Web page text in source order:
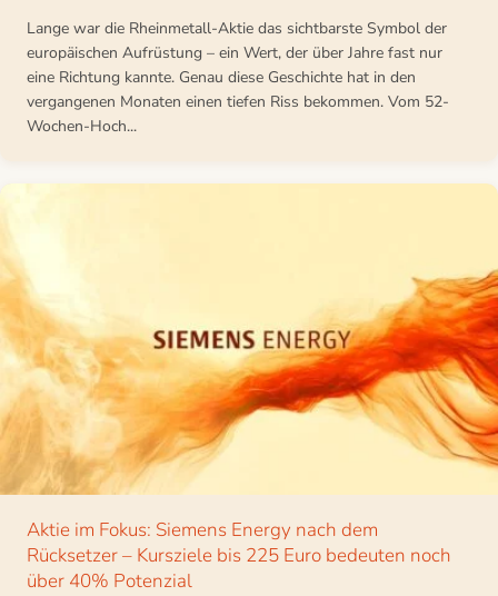
Lange war die Rheinmetall-Aktie das sichtbarste Symbol der
europäischen Aufrüstung – ein Wert, der über Jahre fast nur
eine Richtung kannte. Genau diese Geschichte hat in den
vergangenen Monaten einen tiefen Riss bekommen. Vom 52-
Wochen-Hoch...
Aktie im Fokus: Siemens Energy nach dem
Rücksetzer – Kursziele bis 225 Euro bedeuten noch
über 40% Potenzial